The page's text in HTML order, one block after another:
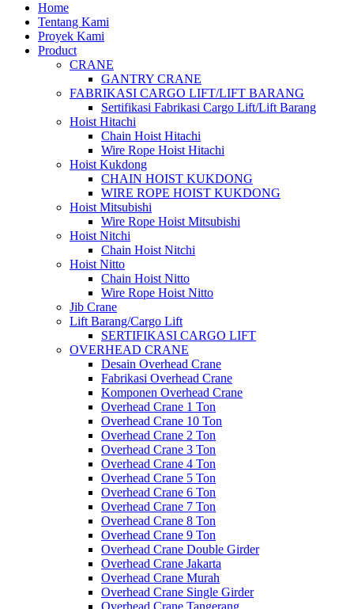
Home
Tentang Kami
Proyek Kami
Product
CRANE
GANTRY CRANE
FABRIKASI CARGO LIFT/LIFT BARANG
Sertifikasi Fabrikasi Cargo Lift/Lift Barang
Hoist Hitachi
Chain Hoist Hitachi
Wire Rope Hoist Hitachi
Hoist Kukdong
CHAIN HOIST KUKDONG
WIRE ROPE HOIST KUKDONG
Hoist Mitsubishi
Wire Rope Hoist Mitsubishi
Hoist Nitchi
Chain Hoist Nitchi
Hoist Nitto
Chain Hoist Nitto
Wire Rope Hoist Nitto
Jib Crane
Lift Barang/Cargo Lift
SERTIFIKASI CARGO LIFT
OVERHEAD CRANE
Desain Overhead Crane
Fabrikasi Overhead Crane
Komponen Overhead Crane
Overhead Crane 1 Ton
Overhead Crane 10 Ton
Overhead Crane 2 Ton
Overhead Crane 3 Ton
Overhead Crane 4 Ton
Overhead Crane 5 Ton
Overhead Crane 6 Ton
Overhead Crane 7 Ton
Overhead Crane 8 Ton
Overhead Crane 9 Ton
Overhead Crane Double Girder
Overhead Crane Jakarta
Overhead Crane Murah
Overhead Crane Single Girder